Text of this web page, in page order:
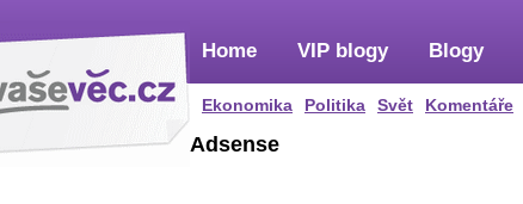
Home
Ekonomika Politika Svět Komentáře
VIP blogy Blogy
Adsense